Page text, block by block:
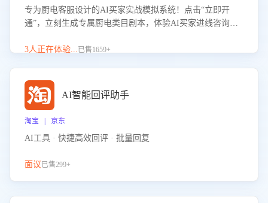
专为厨电客服设计的AI买家实战模拟系统！点击“立即开
通”，立刻生成专属厨电类目剧本，体验AI买家进线咨询真
实场景应对技巧！
3人正在体验...已售1659+
AI智能回评助手
淘宝 | 京东
AI工具 · 快捷高效回评 · 批量回复
面议已售299+